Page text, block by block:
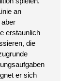
an
erstaunlich
die
er sich